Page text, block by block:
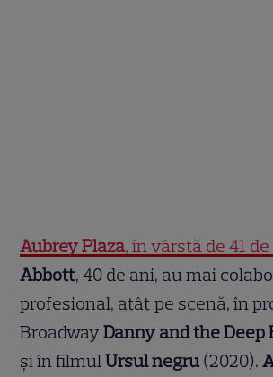
Aubrey Plaza, în vârstă de 41
Abbott, 40 de ani, au mai
profesional, atât pe scenă, în
BroadwayDanny and the Deep
și în filmulUrsul negru (2020).